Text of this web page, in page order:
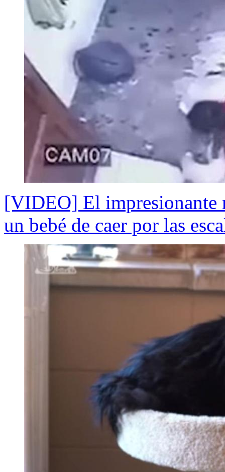
[VIDEO] El impresionante
un bebé de caer por las